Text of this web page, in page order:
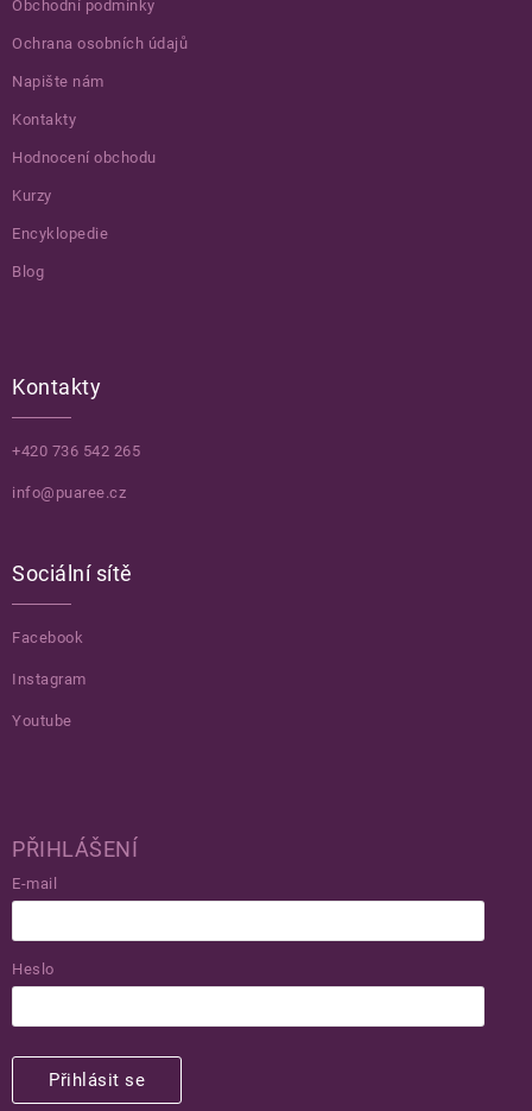
Obchodní podmínky
Ochrana osobních údajů
Napište nám
Kontakty
Hodnocení obchodu
Kurzy
Encyklopedie
Blog
Kontakty
+420 736 542 265
info@puaree.cz
Sociální sítě
Facebook
Instagram
Youtube
PŘIHLÁŠENÍ
E-mail
Heslo
Přihlásit se